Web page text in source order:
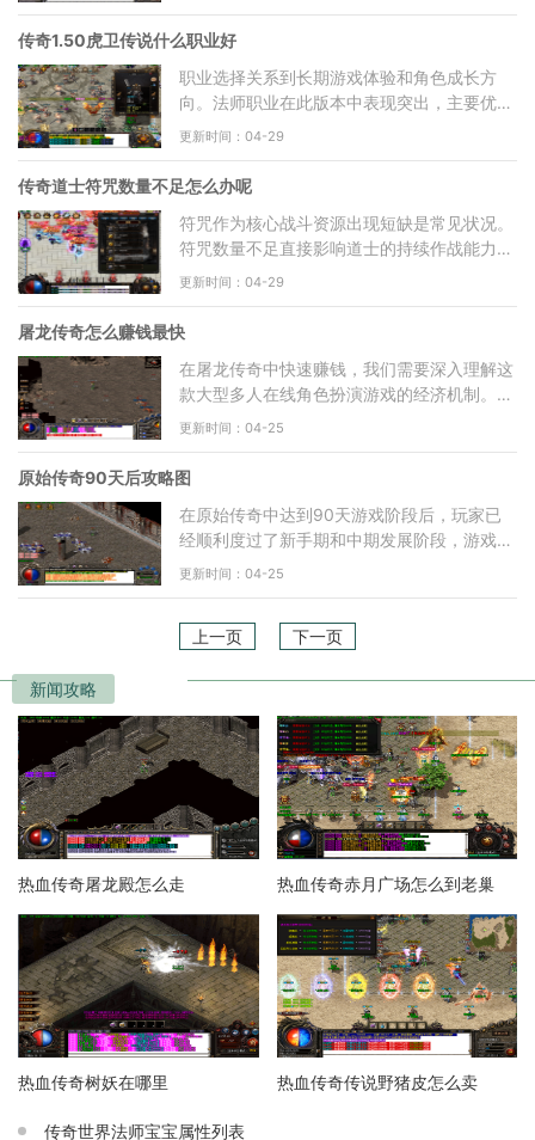
传奇1.50虎卫传说什么职业好
职业选择关系到长期游戏体验和角色成长方
向。法师职业在此版本中表现突出，主要优势
体现在召唤兽系统的强化上。法师可以召唤虎
更新时间：04-29
传奇道士符咒数量不足怎么办呢
符咒作为核心战斗资源出现短缺是常见状况。
符咒数量不足直接影响道士的持续作战能力和
技能释放频率，需要从多个方面系统解决。首
更新时间：04-29
屠龙传奇怎么赚钱最快
在屠龙传奇中快速赚钱，我们需要深入理解这
款大型多人在线角色扮演游戏的经济机制。作
为一款经典的传奇类游戏，它采用了战士、法
更新时间：04-25
原始传奇90天后攻略图
在原始传奇中达到90天游戏阶段后，玩家已
经顺利度过了新手期和中期发展阶段，游戏内
容与前期相比发生了显著变化。这个阶段的核
更新时间：04-25
上一页 下一页
新闻攻略
热血传奇屠龙殿怎么走 热血传奇赤月广场怎么到老巢
热血传奇树妖在哪里 热血传奇传说野猪皮怎么卖
传奇世界法师宝宝属性列表